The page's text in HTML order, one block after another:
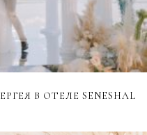
В ОТЕЛЕ SENESHAL